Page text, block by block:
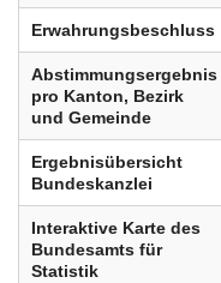
Erwahrungsbeschluss
Abstimmungsergebnis
pro Kanton, Bezirk
und Gemeinde
Ergebnisübersicht
Bundeskanzlei
Interaktive Karte des
Bundesamts für
Statistik